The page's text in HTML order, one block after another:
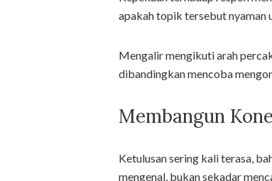
apakah topik tersebut nyaman
Mengalir mengikuti arah
dibandingkan mencoba
Membangun
Ketulusan sering kali terasa,
mengenal, bukan sekadar